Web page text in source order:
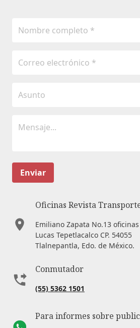
Enviar
Oficinas Revista
Emiliano Zapata No.13
Lucas Tepetlacalco CP. 54055
Tlalnepantla, Edo. de México.
Conmutador
(55) 5362 1501
Para informes sobre